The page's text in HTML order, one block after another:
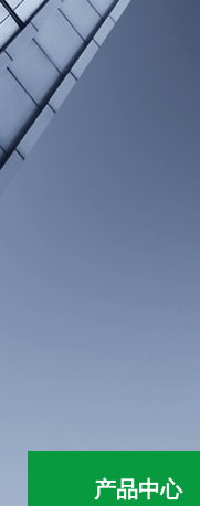
产品中心